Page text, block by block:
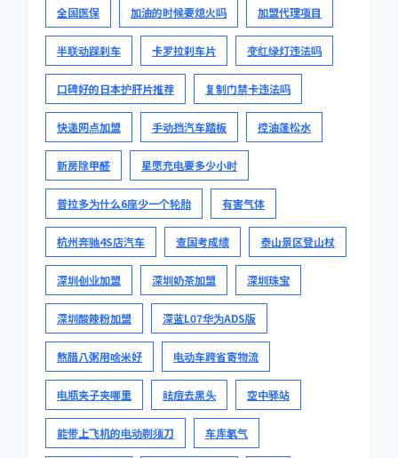
全国医保 加油的时候要熄火吗 加盟代理项目
半联动踩刹车 卡罗拉刹车片 变红绿灯违法吗
口碑好的日本护肝片推荐 复制门禁卡违法吗
快递网点加盟 手动挡汽车踏板 控油蓬松水
新房除甲醛 星愿充电要多少小时
普拉多为什么6座少一个轮胎 有害气体
杭州奔驰4S店汽车 查国考成绩 泰山景区登山杖
深圳创业加盟 深圳奶茶加盟 深圳珠宝
深圳酸辣粉加盟 深蓝L07华为ADS版
熬腊八粥用啥米好 电动车跨省寄物流
电瓶夹子夹哪里 祛痘去黑头 空中驿站
能带上飞机的电动剃须刀 车库氡气